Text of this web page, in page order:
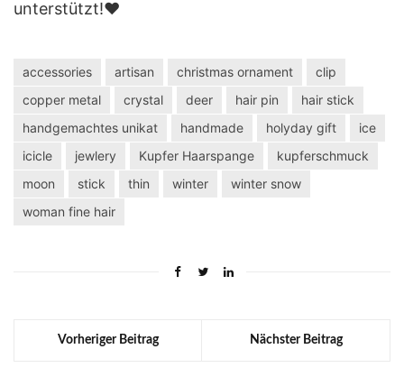
unterstützt!❤️
accessories artisan christmas ornament
clip
copper metal
crystal deer hair pin
hair stick
handgemachtes unikat
handmade holyday gift
ice
icicle
jewlery Kupfer Haarspange
kupferschmuck
moon
stick thin winter
winter snow
woman fine hair
Vorheriger Beitrag Nächster Beitrag